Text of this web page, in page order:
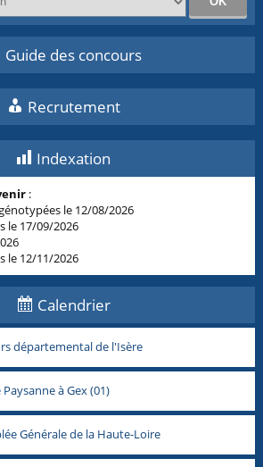
Guide des concours
Recrutement
Indexation
:
le 12/08/2026
le 17/09/2026
le 12/11/2026
Calendrier
départemental de l'Isère
Paysanne à Gex (01)
Générale de la Haute-Loire